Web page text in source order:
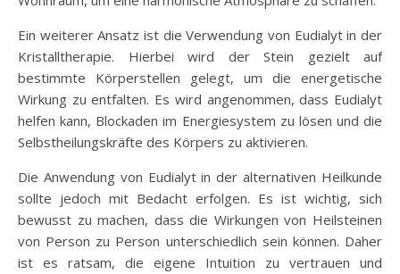
Ein weiterer Ansatz ist die Verwendung von Eudialyt in der
Kristalltherapie. Hierbei wird der Stein gezielt auf
bestimmte Körperstellen gelegt, um die energetische
Wirkung zu entfalten. Es wird angenommen, dass Eudialyt
helfen kann, Blockaden im Energiesystem zu lösen und die
Selbstheilungskräfte des Körpers zu aktivieren.
Die Anwendung von Eudialyt in der alternativen Heilkunde
sollte jedoch mit Bedacht erfolgen. Es ist wichtig, sich
bewusst zu machen, dass die Wirkungen von Heilsteinen
von Person zu Person unterschiedlich sein können. Daher
ist es ratsam, die eigene Intuition zu vertrauen und